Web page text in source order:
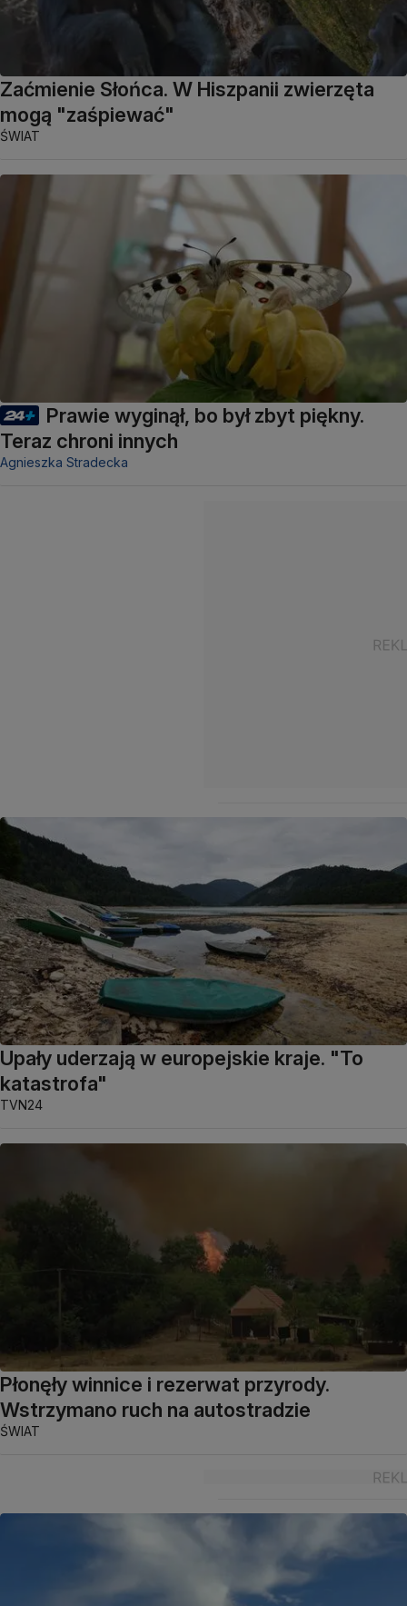
Zaćmienie Słońca. W Hiszpanii zwierzęta
mogą "zaśpiewać"
ŚWIAT
Prawie wyginął, bo był zbyt piękny.
Teraz chroni innych
Agnieszka Stradecka
Upały uderzają w europejskie kraje. "To
katastrofa"
TVN24
Płonęły winnice i rezerwat przyrody.
Wstrzymano ruch na autostradzie
ŚWIAT